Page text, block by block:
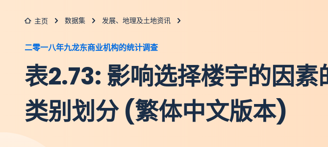
主页 数据集 发展、地理及土地资讯
二零一八年九龙东商业机构的统计调查
表2.73: 影响选择楼宇的因
类别划分 (繁体中文版本)